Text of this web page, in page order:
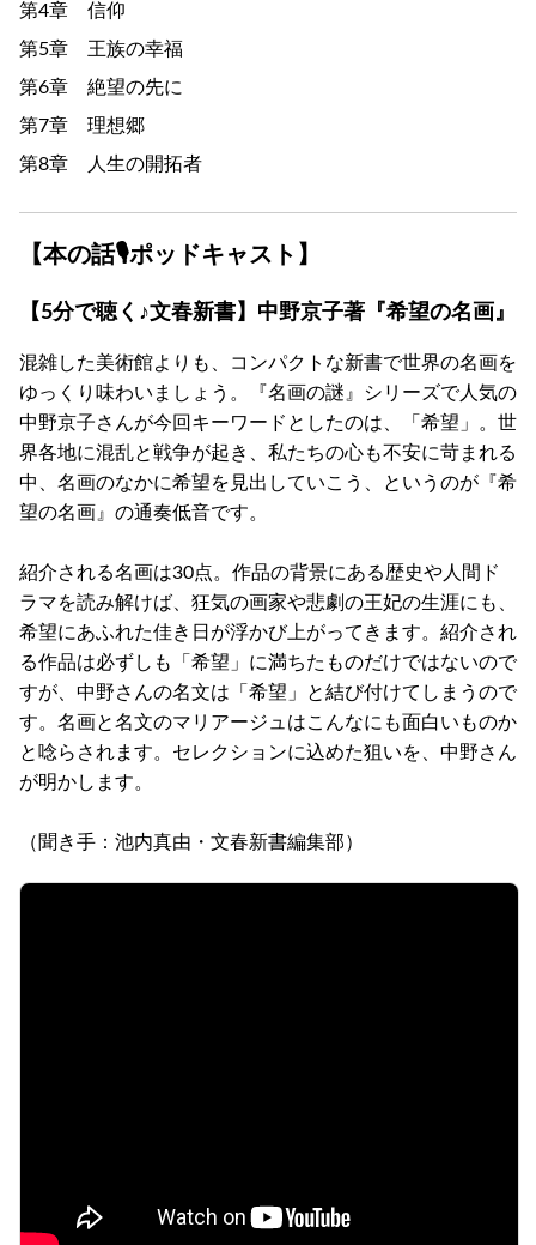
第4章 信仰
第5章 王族の幸福
第6章 絶望の先に
第7章 理想郷
第8章 人生の開拓者
【本の話🎙ポッドキャスト】
【5分で聴く♪文春新書】中野京子著『希望の名画』
混雑した美術館よりも、コンパクトな新書で世界の名画を
ゆっくり味わいましょう。『名画の謎』シリーズで人気の
中野京子さんが今回キーワードとしたのは、「希望」。世
界各地に混乱と戦争が起き、私たちの心も不安に苛まれる
中、名画のなかに希望を見出していこう、というのが『希
望の名画』の通奏低音です。
紹介される名画は30点。作品の背景にある歴史や人間ド
ラマを読み解けば、狂気の画家や悲劇の王妃の生涯にも、
希望にあふれた佳き日が浮かび上がってきます。紹介され
る作品は必ずしも「希望」に満ちたものだけではないので
すが、中野さんの名文は「希望」と結び付けてしまうので
す。名画と名文のマリアージュはこんなにも面白いものか
と唸らされます。セレクションに込めた狙いを、中野さん
が明かします。
（聞き手：池内真由・文春新書編集部）